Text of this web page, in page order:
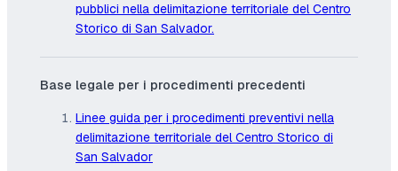
pubblici nella delimitazione territoriale del Centro
Storico di San Salvador.
Base legale per i procedimenti precedenti
Linee guida per i procedimenti preventivi nella
delimitazione territoriale del Centro Storico di
San Salvador